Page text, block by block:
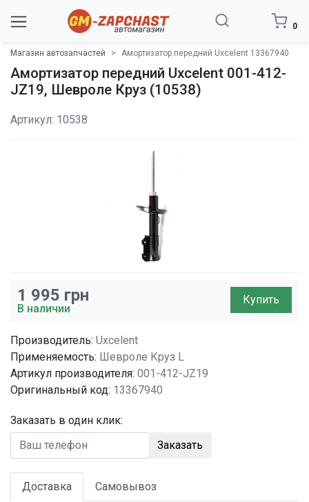
0
Магазин автозапчастей Амортизатор передний Uxcelent 13367940
Амортизатор передний Uxcelent 001-412-
JZ19, Шевроле Круз (10538)
Артикул: 10538
1 995 грн
В наличии
Купить
Производитель: Uxcelent
Применяемость: Шевроле Круз L
Артикул производителя: 001-412-JZ19
Оригинальный код: 13367940
Заказать в один клик:
Заказать
Доставка Самовывоз